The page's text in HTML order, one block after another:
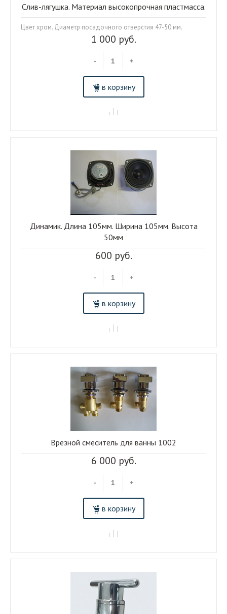
1 000 руб.
- +
в корзину
Слив-лягушка. Материал высокопрочная пластмасса.
Цвет хром. Диаметр посадочного отверстия 47-50 мм.
600 руб.
- +
в корзину
Динамик. Длина 105мм. Ширина 105мм. Высота
50мм
6 000 руб.
- +
в корзину
Врезной смеситель для ванны 1002